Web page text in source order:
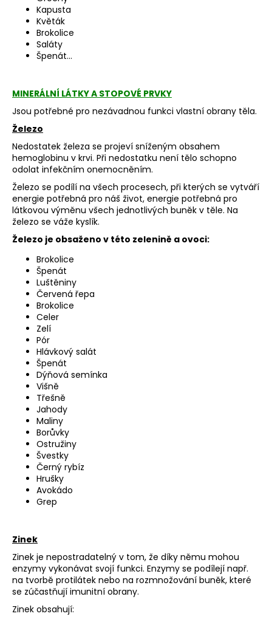
Kapusta
Květák
Brokolice
Saláty
Špenát…
MINERÁLNÍ LÁTKY A STOPOVÉ PRVKY
Jsou potřebné pro nezávadnou funkci vlastní obrany těla.
Železo
Nedostatek železa se projeví sníženým obsahem
hemoglobinu v krvi. Při nedostatku není tělo schopno
odolat infekčním onemocněním.
Železo se podílí na všech procesech, při kterých se vytváří
energie potřebná pro náš život, energie potřebná pro
látkovou výměnu všech jednotlivých buněk v těle. Na
železo se váže kyslík.
Železo je obsaženo v této zelenině a ovoci:
Brokolice
Špenát
Luštěniny
Červená řepa
Brokolice
Celer
Zelí
Pór
Hlávkový salát
Špenát
Dýňová semínka
Višně
Třešně
Jahody
Maliny
Borůvky
Ostružiny
Švestky
Černý rybíz
Hrušky
Avokádo
Grep
Zinek
Zinek je nepostradatelný v tom, že díky němu mohou
enzymy vykonávat svojí funkci. Enzymy se podílejí např.
na tvorbě protilátek nebo na rozmnožování buněk, které
se zúčastňují imunitní obrany.
Zinek obsahují: